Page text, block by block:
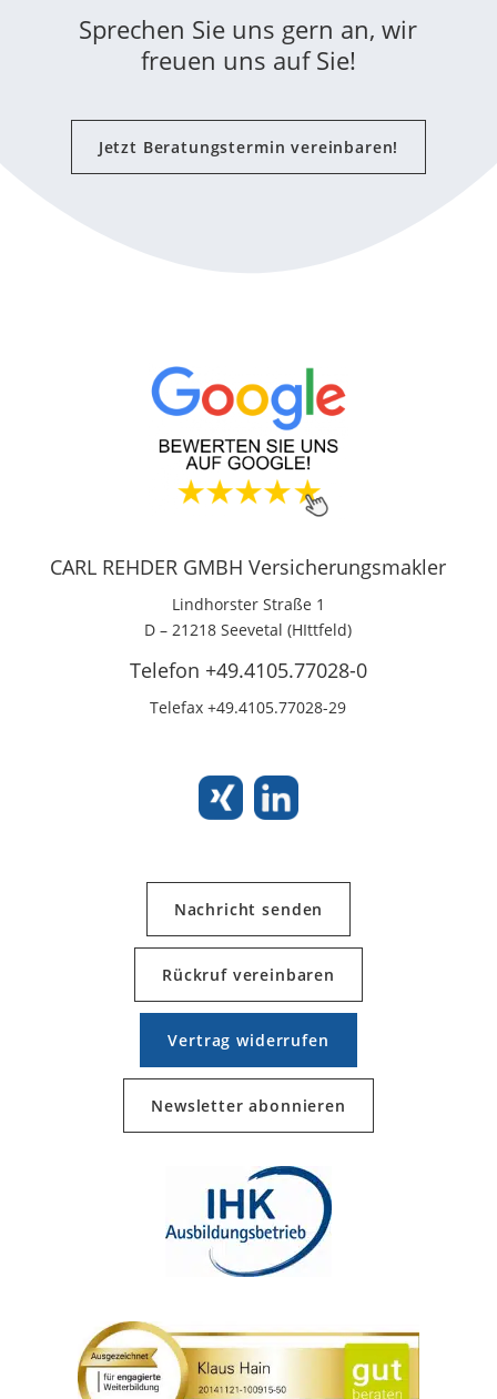
Sprechen Sie uns gern an, wir
freuen uns auf Sie!
Jetzt Beratungstermin vereinbaren!
CARL REHDER GMBH Versicherungsmakler
Lindhorster Straße 1
D – 21218 Seevetal (HIttfeld)
Telefon +49.4105.77028-0
Telefax +49.4105.77028-29
Nachricht senden
Rückruf vereinbaren
Vertrag widerrufen
Newsletter abonnieren